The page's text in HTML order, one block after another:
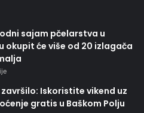
sajam pčelarstva u
okupit će više od 20 izlagača
Iskoristite vikend uz
gratis u Baškom Polju